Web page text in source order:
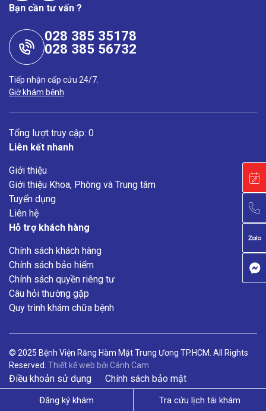
Đăng ký khám Tra cứu lịch tái khám
Bạn cần tư vấn ?
028 385 35178
028 385 56732
Tiếp nhận cấp cứu 24/7.
Giờ khám bệnh
Tổng lượt truy cập: 0
Liên kết nhanh
Giới thiệu
Giới thiệu Khoa, Phòng và Trung tâm
Tuyển dụng
Liên hệ
Hỗ trợ khách hàng
Chính sách khách hàng
Chính sách bảo hiểm
Chính sách quyền riêng tư
Câu hỏi thường gặp
Quy trình khám chữa bệnh
© 2025 Bệnh Viện Răng Hàm Mặt Trung Ương TP.HCM. All Rights
Reserved. Thiết kế web bởi Cánh Cam
Điều khoản sử dụng Chính sách bảo mật